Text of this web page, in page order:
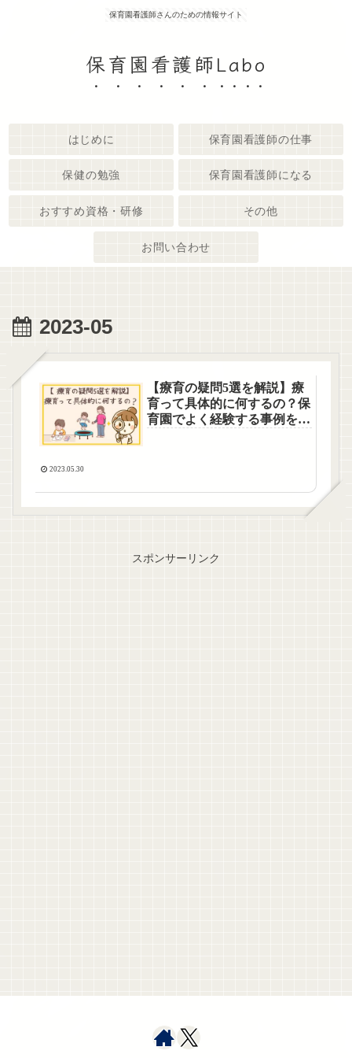
保育園看護師さんのための情報サイト
保育園看護師Labo
はじめに 保育園看護師の仕事
保健の勉強 保育園看護師になる
おすすめ資格・研修 その他
お問い合わせ
2023-05
【療育の疑問5選を解説】療
育って具体的に何するの？保
育園でよく経験する事例を紹
2023.05.30
スポンサーリンク